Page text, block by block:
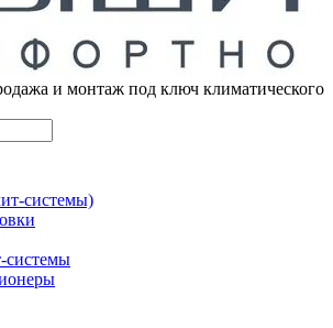
и монтаж под ключ климатического
системы)
системы